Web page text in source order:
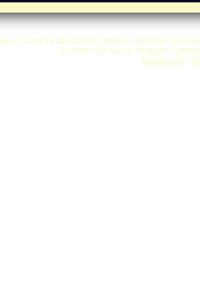
© 2012 by ANKA
So finden Sie uns in Stuttgart:
Impressum|